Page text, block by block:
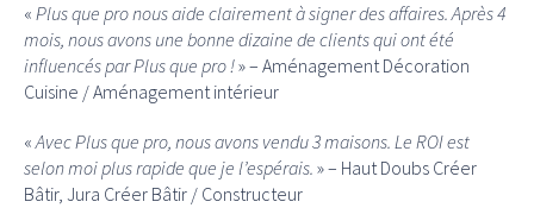
« Plus que pro nous aide clairement à signer des affaires. Après 4
mois, nous avons une bonne dizaine de clients qui ont été
influencés par Plus que pro !» – Aménagement Décoration
Cuisine / Aménagement intérieur
«Avec Plus que pro, nous avons vendu 3 maisons. Le ROI est
selon moi plus rapide que je l’espérais. » – Haut Doubs Créer
Bâtir, Jura Créer Bâtir / Constructeur